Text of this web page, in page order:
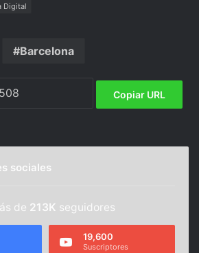
Digital
Barcelona
Copiar URL
sociales
de 213K seguidores
19,600
Suscriptores